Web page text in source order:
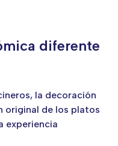
diferente
la decoración
original de los platos
experiencia